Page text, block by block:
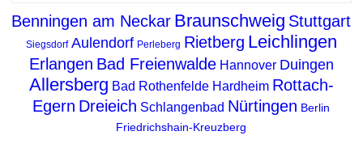
Benningen am Neckar Braunschweig Stuttgart
Siegsdorf Aulendorf Perleberg Rietberg Leichlingen
Erlangen Bad Freienwalde Hannover Duingen
Allersberg Bad Rothenfelde Hardheim Rottach-
Egern Dreieich Schlangenbad Nürtingen Berlin
Friedrichshain-Kreuzberg